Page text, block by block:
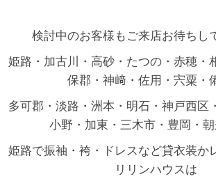
検討中のお客様もご来店お待ちし
姫路・加古川・高砂・たつの・赤穂・
保郡・神﨑・佐用・宍粟・
多可郡・淡路・洲本・明石・神戸西区
小野・加東・三木市・豊岡・
姫路で振袖・袴・ドレスなど貸衣装か
リリンハウスは